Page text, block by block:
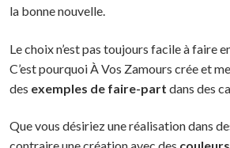
la bonne nouvelle.
Le choix n’est pas toujours facile à faire
C’est pourquoi À Vos Zamours crée et
des exemples de faire-part dans des
Que vous désiriez une réalisation dans